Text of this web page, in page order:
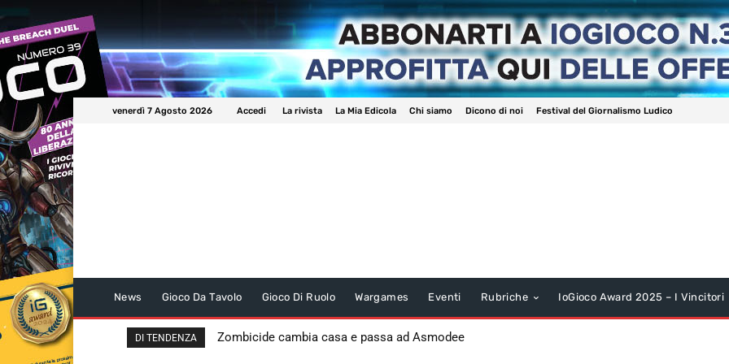
venerdì 7 Agosto 2026 Accedi La rivista La Mia Edicola Chi siamo Dicono di noi Festival del Giornalismo Ludico
News Gioco Da Tavolo Gioco Di Ruolo Wargames Eventi Rubriche IoGioco Award 2025 – I Vincitori
DI TENDENZA Zombicide cambia casa e passa ad Asmodee